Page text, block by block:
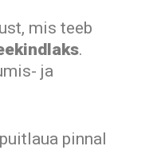
mis teeb
.
ja
pinnal